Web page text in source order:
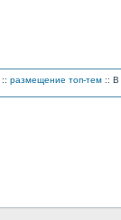
:: размещение топ-тем :: В